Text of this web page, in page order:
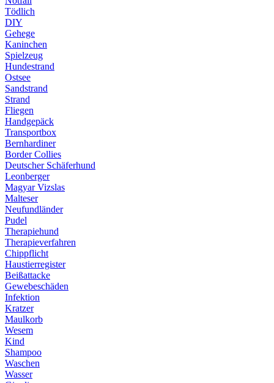
Tödlich
DIY
Gehege
Kaninchen
Spielzeug
Hundestrand
Ostsee
Sandstrand
Strand
Fliegen
Handgepäck
Transportbox
Bernhardiner
Border Collies
Deutscher Schäferhund
Leonberger
Magyar Vizslas
Malteser
Neufundländer
Pudel
Therapiehund
Therapieverfahren
Chippflicht
Haustierregister
Beißattacke
Gewebeschäden
Infektion
Kratzer
Maulkorb
Wesem
Kind
Shampoo
Waschen
Wasser